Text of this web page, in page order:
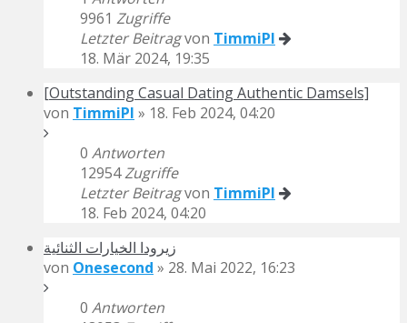
9961 Zugriffe
Letzter Beitragvon TimmiPI
18. Mär 2024, 19:35
[Outstanding Сasual Dating Authentic Damsels]
von TimmiPI » 18. Feb 2024, 04:20
0 Antworten
12954Zugriffe
Letzter Beitragvon TimmiPI
18. Feb 2024, 04:20
زيرودا الخيارات الثنائية
von Onesecond » 28. Mai 2022, 16:23
0 Antworten